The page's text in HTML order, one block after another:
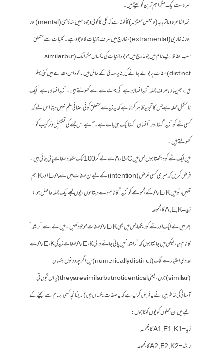
سردست ایک مگر اہم ترین کو لیتے ہیں۔
ائمہ اشاعرہ و ماتریدیہ (و بعض معتزلہ) کا کہنا ہے کہ کلی کا کوئی وجود نہیں، نہ ذہنی (mental) اور
اور نہ خارجی (extramental)، خارج میں صرف جزیات کا وجود ہے۔ کلیات سے متعلق
سب الفاظ ایسے نام ہیں جو خارج میں موجود جزیات کی یکساں مگر الگ (similar but
distinct) صفات پر بولے جانے کی بنا پر صدق کے حامل ہیں۔ خود اس مقدمے میں کئی پہلو
ہیں، ہم یہاں صرف جملہ “زید انسان ہے” کی جہت سے اسے کھولتے ہیں۔ “زید انسان ہے” ایک
نامکمل جملہ ہے جس کا تجزیہ ظاہر کرتا ہے کہ یہ زید سے متعلق کوئی اضافی علم نہیں دیتا اس لئے کہ
کسی شے کو “زید” کہنا اور “انسان” کہنا ایک ہی بات ہے۔ آئیے اس جملے کی تشکیل و ترکیب کو
کھولتے ہیں۔
میں ایک شے کو دیکھتا ہوں جس میں A، B، C سے لے کر 100 تک متعدد صفات پائی جاتی ہیں۔
فرض کریں کہ میری کسی غرض (intention) کے لیے ان صفات میں سے E، A اور K اہم
تھیں، تو میں A، E، K کے مجموعے کو “زید” کا نام دے دیتا ہوں، یوں مجھے ایک جملہ حاصل ہوا:
زید = A, E , K کا مجموعہ
پھر میں نے ایک اور شے کو دیکھا جس میں بھی A، E، K صفات موجود تھیں۔ میں نے اسے “راشد”
کا نام دیا، لیکن میں جانتا ہوں کہ “راشد” میں پائی جانے والی A، E، K صفات زید کی A، E، K سے
عددی اعتبار سے الگ (numerically distinct) ہیں اگرچہ دونوں یکساں
(similar) ہوں، یعنی they are similar but not identical (یہاں تجزیاتی
آسانی کی خاطر میں نے یہ فرض کرلیا ہے کہ یہ صفات یکساں ہیں)۔ چنانچہ کسی ابہام سے بچنے کے
لیے میں ان جملوں کو یوں کہتا ہوں:
زید = A1, E1 , K1 کا مجموعہ
راشد = A2, E2 , K2 کا مجموعہ